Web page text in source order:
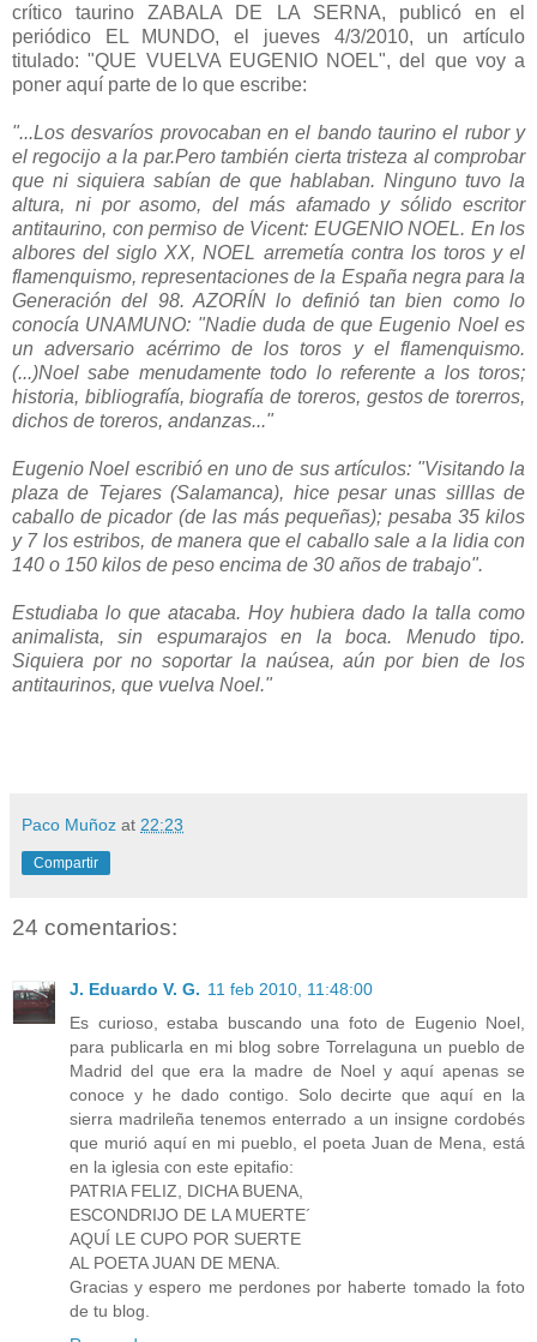
crítico taurino ZABALA DE LA SERNA, publicó en el
periódico EL MUNDO, el jueves 4/3/2010, un artículo
titulado: "QUE VUELVA EUGENIO NOEL", del que voy a
poner aquí parte de lo que escribe:
"...Los desvaríos provocaban en el bando taurino el rubor y
el regocijo a la par.Pero también cierta tristeza al comprobar
que ni siquiera sabían de que hablaban. Ninguno tuvo la
altura, ni por asomo, del más afamado y sólido escritor
antitaurino, con permiso de Vicent: EUGENIO NOEL. En los
albores del siglo XX, NOEL arremetía contra los toros y el
flamenquismo, representaciones de la España negra para la
Generación del 98. AZORÍN lo definió tan bien como lo
conocía UNAMUNO: "Nadie duda de que Eugenio Noel es
un adversario acérrimo de los toros y el flamenquismo.
(...)Noel sabe menudamente todo lo referente a los toros;
historia, bibliografía, biografía de toreros, gestos de torerros,
dichos de toreros, andanzas..."
Eugenio Noel escribió en uno de sus artículos: "Visitando la
plaza de Tejares (Salamanca), hice pesar unas silllas de
caballo de picador (de las más pequeñas); pesaba 35 kilos
y 7 los estribos, de manera que el caballo sale a la lidia con
140 o 150 kilos de peso encima de 30 años de trabajo".
Estudiaba lo que atacaba. Hoy hubiera dado la talla como
animalista, sin espumarajos en la boca. Menudo tipo.
Siquiera por no soportar la naúsea, aún por bien de los
antitaurinos, que vuelva Noel."
Paco Muñoz at 22:23
Compartir
24 comentarios:
J. Eduardo V. G. 11 feb 2010, 11:48:00
Es curioso, estaba buscando una foto de Eugenio Noel,
para publicarla en mi blog sobre Torrelaguna un pueblo de
Madrid del que era la madre de Noel y aquí apenas se
conoce y he dado contigo. Solo decirte que aquí en la
sierra madrileña tenemos enterrado a un insigne cordobés
que murió aquí en mi pueblo, el poeta Juan de Mena, está
en la iglesia con este epitafio:
PATRIA FELIZ, DICHA BUENA,
ESCONDRIJO DE LA MUERTE´
AQUÍ LE CUPO POR SUERTE
AL POETA JUAN DE MENA.
Gracias y espero me perdones por haberte tomado la foto
de tu blog.